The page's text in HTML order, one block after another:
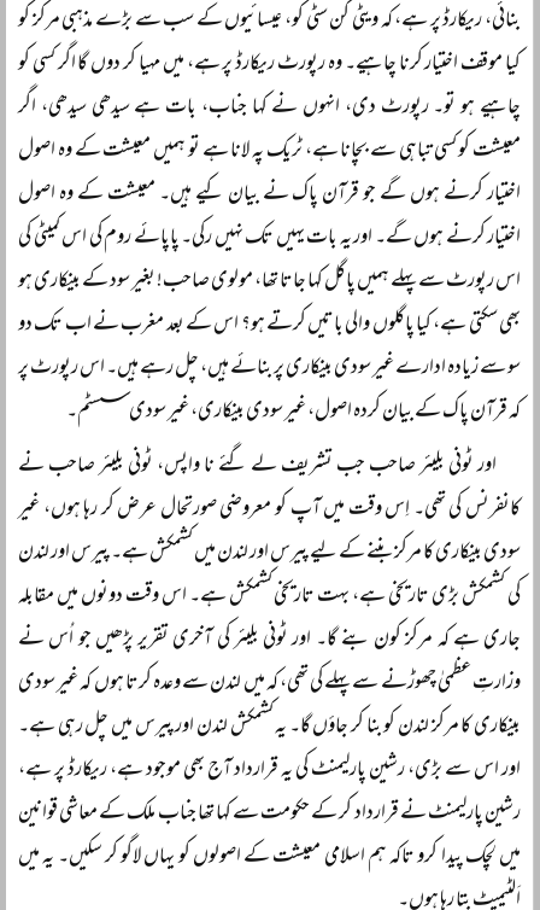
بنائی، ریکارڈ پر ہے، کہ ویٹی کن سٹی کو، عیسائیوں کے سب سے بڑے مذہبی مرکز کو
کیا موقف اختیار کرنا چاہیے۔ وہ رپورٹ ریکارڈ پر ہے، میں مہیا کر دوں گا اگر کسی کو
چاہیے ہو تو۔ رپورٹ دی، انہوں نے کہا جناب، بات ہے سیدھی سیدھی، اگر
معیشت کو کسی تباہی سے بچانا ہے، ٹریک پہ لانا ہے تو ہمیں معیشت کے وہ اصول
اختیار کرنے ہوں گے جو قرآن پاک نے بیان کیے ہیں۔ معیشت کے وہ اصول
اختیار کرنے ہوں گے۔ اور یہ بات یہیں تک نہیں رکی۔ پاپائے روم کی اس کمیٹی کی
اس رپورٹ سے پہلے ہمیں پاگل کہا جاتا تھا، مولوی صاحب! بغیر سود کے بینکاری ہو
بھی سکتی ہے، کیا پاگلوں والی باتیں کرتے ہو؟ اس کے بعد مغرب نے اب تک دو
سو سے زیادہ ادارے غیر سودی بینکاری پر بنائے ہیں، چل رہے ہیں۔ اس رپورٹ پر
کہ قرآن پاک کے بیان کردہ اصول، غیر سودی بینکاری، غیر سودی سسٹم۔
اور ٹونی بلیئر صاحب جب تشریف لے گئے نا واپس، ٹونی بلیئر صاحب نے
کانفرنس کی تھی۔ اِس وقت میں آپ کو معروضی صورتحال عرض کر رہا ہوں، غیر
سودی بینکاری کا مرکز بننے کے لیے پیرس اور لندن میں کشمکش ہے۔ پیرس اور لندن
کی کشمکش بڑی تاریخی ہے، بہت تاریخی کشمکش ہے۔ اس وقت دونوں میں مقابلہ
جاری ہے کہ مرکز کون بنے گا۔ اور ٹونی بلیئر کی آخری تقریر پڑھیں جو اُس نے
وزارتِ عظمیٰ چھوڑنے سے پہلے کی تھی، کہ میں لندن سے وعدہ کرتا ہوں کہ غیر سودی
بینکاری کا مرکز لندن کو بنا کر جاؤں گا۔ یہ کشمکش لندن اور پیرس میں چل رہی ہے۔
اور اس سے بڑی، رشین پارلیمنٹ کی یہ قرارداد آج بھی موجود ہے، ریکارڈ پر ہے،
رشین پارلیمنٹ نے قرارداد کر کے حکومت سے کہا تھا جناب ملک کے معاشی قوانین
میں لچک پیدا کرو تاکہ ہم اسلامی معیشت کے اصولوں کو یہاں لاگو کر سکیں۔ یہ میں
اَلٹیمیٹ بتا رہا ہوں۔